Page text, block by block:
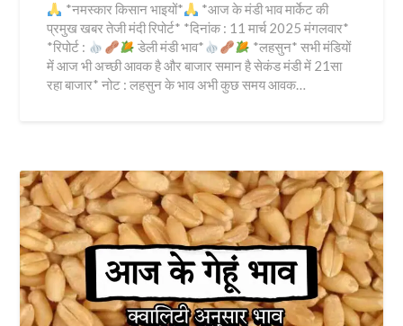
*नमस्कार किसान भाइयों*
*आज के मंडी भाव मार्केट की
प्रमुख खबर तेजी मंदी रिपोर्ट* *दिनांक : 11 मार्च 2025 मंगलवार*
*रिपोर्ट :
डेली मंडी भाव*
*लहसुन* सभी मंडियों
में आज भी अच्छी आवक है और बाजार समान है सेकंड मंडी में 21सा
रहा बाजार* नोट : लहसुन के भाव अभी कुछ समय आवक…